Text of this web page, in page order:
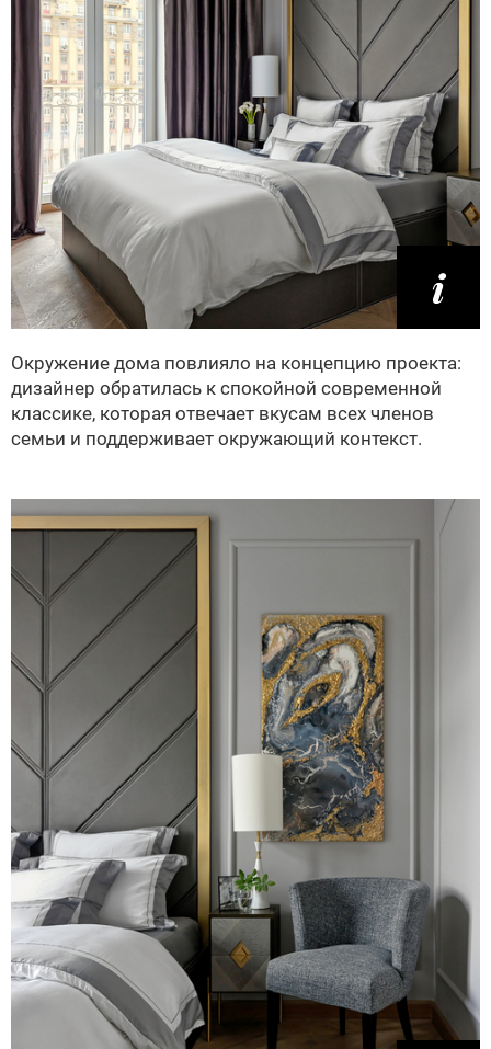
Окружение дома повлияло на концепцию проекта:
дизайнер обратилась к спокойной современной
классике, которая отвечает вкусам всех членов
семьи и поддерживает окружающий контекст.